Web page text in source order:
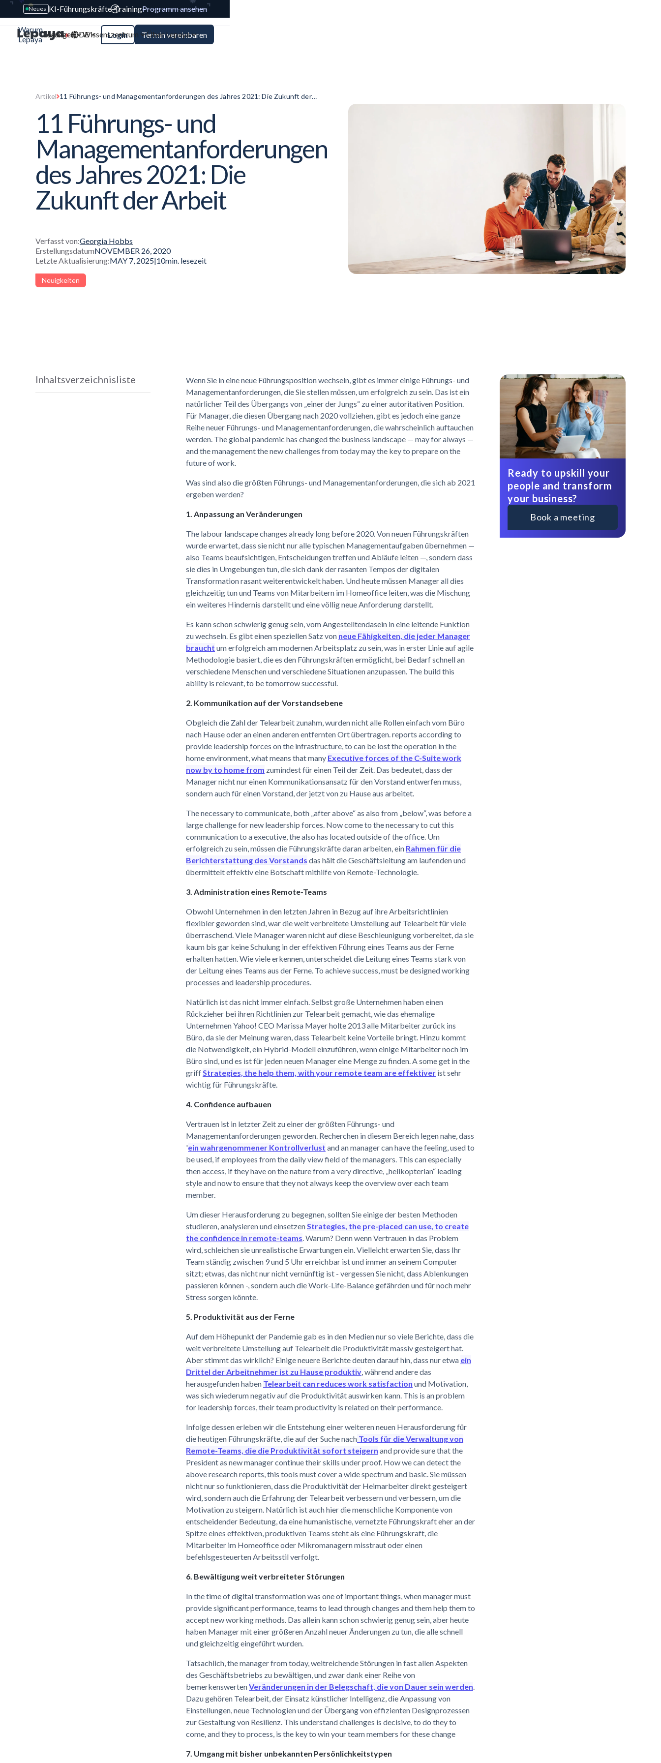
Neues KI-Führungskräfte-TrainingProgramm ansehen
Warum
Lepaya
Lösungen Wissenszentrum Über Lepaya
DE Login Termin vereinbaren
Artikel 11 Führungs- und Managementanforderungen des Jahres 2021: Die Zukunft der
11 Führungs- und
Managementanforderungen
des Jahres 2021: Die
Zukunft der Arbeit
Verfasst von:Georgia Hobbs
ErstellungsdatumNOVEMBER 26, 2020
Letzte Aktualisierung:MAY 7, 2025|10min. lesezeit
Neuigkeiten
Inhaltsverzeichnisliste
Wenn Sie in eine neue Führungsposition wechseln, gibt es immer einige Führungs- und
Managementanforderungen, die Sie stellen müssen, um erfolgreich zu sein. Das ist ein
natürlicher Teil des Übergangs von „einer der Jungs“ zu einer autoritativen Position.
Für Manager, die diesen Übergang nach 2020 vollziehen, gibt es jedoch eine ganze
Reihe neuer Führungs- und Managementanforderungen, die wahrscheinlich auftauchen
werden. The global pandemic has changed the business landscape — may for always —
and the management the new challenges from today may the key to prepare on the
future of work.
Was sind also die größten Führungs- und Managementanforderungen, die sich ab 2021
ergeben werden?
1. Anpassung an Veränderungen
The labour landscape changes already long before 2020. Von neuen Führungskräften
wurde erwartet, dass sie nicht nur alle typischen Managementaufgaben übernehmen —
also Teams beaufsichtigen, Entscheidungen treffen und Abläufe leiten —, sondern dass
sie dies in Umgebungen tun, die sich dank der rasanten Tempos der digitalen
Transformation rasant weiterentwickelt haben. Und heute müssen Manager all dies
gleichzeitig tun und Teams von Mitarbeitern im Homeoffice leiten, was die Mischung
ein weiteres Hindernis darstellt und eine völlig neue Anforderung darstellt.
Es kann schon schwierig genug sein, vom Angestelltendasein in eine leitende Funktion
zu wechseln. Es gibt einen speziellen Satz von neue Fähigkeiten, die jeder Manager
braucht um erfolgreich am modernen Arbeitsplatz zu sein, was in erster Linie auf agile
Methodologie basiert, die es den Führungskräften ermöglicht, bei Bedarf schnell an
verschiedene Menschen und verschiedene Situationen anzupassen. The build this
ability is relevant, to be tomorrow successful.
2. Kommunikation auf der Vorstandsebene
Obgleich die Zahl der Telearbeit zunahm, wurden nicht alle Rollen einfach vom Büro
nach Hause oder an einen anderen entfernten Ort übertragen. reports according to
provide leadership forces on the infrastructure, to can be lost the operation in the
home environment, what means that many Executive forces of the C-Suite work
now by to home from zumindest für einen Teil der Zeit. Das bedeutet, dass der
Manager nicht nur einen Kommunikationsansatz für den Vorstand entwerfen muss,
sondern auch für einen Vorstand, der jetzt von zu Hause aus arbeitet.
The necessary to communicate, both „after above“ as also from „below“, was before a
large challenge for new leadership forces. Now come to the necessary to cut this
communication to a executive, the also has located outside of the office. Um
erfolgreich zu sein, müssen die Führungskräfte daran arbeiten, ein Rahmen für die
Berichterstattung des Vorstands das hält die Geschäftsleitung am laufenden und
übermittelt effektiv eine Botschaft mithilfe von Remote-Technologie.
3. Administration eines Remote-Teams
Obwohl Unternehmen in den letzten Jahren in Bezug auf ihre Arbeitsrichtlinien
flexibler geworden sind, war die weit verbreitete Umstellung auf Telearbeit für viele
überraschend. Viele Manager waren nicht auf diese Beschleunigung vorbereitet, da sie
kaum bis gar keine Schulung in der effektiven Führung eines Teams aus der Ferne
erhalten hatten. Wie viele erkennen, unterscheidet die Leitung eines Teams stark von
der Leitung eines Teams aus der Ferne. To achieve success, must be designed working
processes and leadership procedures.
Natürlich ist das nicht immer einfach. Selbst große Unternehmen haben einen
Rückzieher bei ihren Richtlinien zur Telearbeit gemacht, wie das ehemalige
Unternehmen Yahoo! CEO Marissa Mayer holte 2013 alle Mitarbeiter zurück ins
Büro, da sie der Meinung waren, dass Telearbeit keine Vorteile bringt. Hinzu kommt
die Notwendigkeit, ein Hybrid-Modell einzuführen, wenn einige Mitarbeiter noch im
Büro sind, und es ist für jeden neuen Manager eine Menge zu finden. A some get in the
griffStrategies, the help them, with your remote team are effektiver ist sehr
wichtig für Führungskräfte.
4. Confidence aufbauen
Vertrauen ist in letzter Zeit zu einer der größten Führungs- und
Managementanforderungen geworden. Recherchen in diesem Bereich legen nahe, dass
'ein wahrgenommener Kontrollverlust and an manager can have the feeling, used to
be used, if employees from the daily view field of the managers. This can especially
then access, if they have on the nature from a very directive, „helikopterian“ leading
style and now to ensure that they not always keep the overview over each team
member.
Um dieser Herausforderung zu begegnen, sollten Sie einige der besten Methoden
studieren, analysieren und einsetzenStrategies, the pre-placed can use, to create
the confidence in remote-teams. Warum? Denn wenn Vertrauen in das Problem
wird, schleichen sie unrealistische Erwartungen ein. Vielleicht erwarten Sie, dass Ihr
Team ständig zwischen 9 und 5 Uhr erreichbar ist und immer an seinem Computer
sitzt; etwas, das nicht nur nicht vernünftig ist - vergessen Sie nicht, dass Ablenkungen
passieren können -, sondern auch die Work-Life-Balance gefährden und für noch mehr
Stress sorgen könnte.
5. Produktivität aus der Ferne
Auf dem Höhepunkt der Pandemie gab es in den Medien nur so viele Berichte, dass die
weit verbreitete Umstellung auf Telearbeit die Produktivität massiv gesteigert hat.
Aber stimmt das wirklich? Einige neuere Berichte deuten darauf hin, dass nur etwa ein
Drittel der Arbeitnehmer ist zu Hause produktiv, während andere das
herausgefunden haben Telearbeit can reduces work satisfaction und Motivation,
was sich wiederum negativ auf die Produktivität auswirken kann. This is an problem
for leadership forces, their team productivity is related on their performance.
Infolge dessen erleben wir die Entstehung einer weiteren neuen Herausforderung für
die heutigen Führungskräfte, die auf der Suche nach Tools für die Verwaltung von
Remote-Teams, die die Produktivität sofort steigern and provide sure that the
President as new manager continue their skills under proof. How we can detect the
above research reports, this tools must cover a wide spectrum and basic. Sie müssen
nicht nur so funktionieren, dass die Produktivität der Heimarbeiter direkt gesteigert
wird, sondern auch die Erfahrung der Telearbeit verbessern und verbessern, um die
Motivation zu steigern. Natürlich ist auch hier die menschliche Komponente von
entscheidender Bedeutung, da eine humanistische, vernetzte Führungskraft eher an der
Spitze eines effektiven, produktiven Teams steht als eine Führungskraft, die
Mitarbeiter im Homeoffice oder Mikromanagern misstraut oder einen
befehlsgesteuerten Arbeitsstil verfolgt.
6. Bewältigung weit verbreiteter Störungen
In the time of digital transformation was one of important things, when manager must
provide significant performance, teams to lead through changes and them help them to
accept new working methods. Das allein kann schon schwierig genug sein, aber heute
haben Manager mit einer größeren Anzahl neuer Änderungen zu tun, die alle schnell
und gleichzeitig eingeführt wurden.
Tatsachlich, the manager from today, weitreichende Störungen in fast allen Aspekten
des Geschäftsbetriebs zu bewältigen, und zwar dank einer Reihe von
bemerkenswertenVeränderungen in der Belegschaft, die von Dauer sein werden.
Dazu gehören Telearbeit, der Einsatz künstlicher Intelligenz, die Anpassung von
Einstellungen, neue Technologien und der Übergang von effizienten Designprozessen
zur Gestaltung von Resilienz. This understand challenges is decisive, to do they to
come, and they to process, is the key to win your team members for these change
7. Umgang mit bisher unbekannten Persönlichkeitstypen
Ready to upskill your
people and transform
your business?
Book a meeting